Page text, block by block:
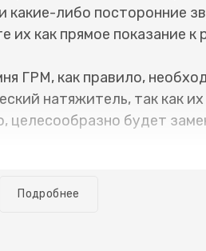
какие-либо посторонние
их как прямое показание к
ГРМ, как правило,
натяжитель, так как
целесообразно будет
много времени. Обычно
Подробнее